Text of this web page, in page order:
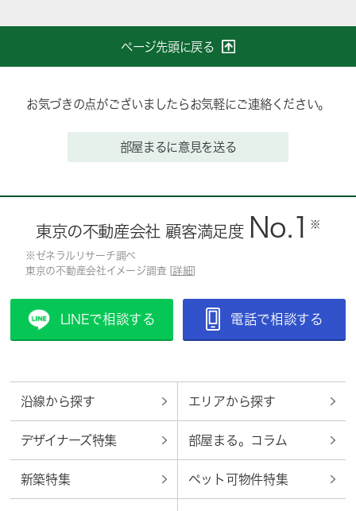
ページ先頭に戻る
お気づきの点がございましたらお気軽にご連絡ください。
部屋まるに意見を送る
東京の不動産会社 顧客満足度 No.1 ※
※ゼネラルリサーチ調べ
東京の不動産会社イメージ調査 [ 詳細
LINEで相談する 電話で相談する
沿線から探す エリアから探す
デザイナーズ特集 部屋まる。コラム
新築特集 ペット可物件特集